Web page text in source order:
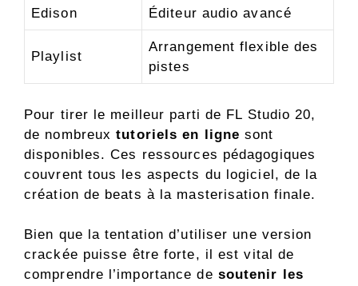
Edison Éditeur audio avancé
Playlist
Arrangement flexible des
pistes
Pour tirer le meilleur parti de FL Studio 20,
de nombreuxtutoriels en ligne sont
disponibles. Ces ressources pédagogiques
couvrent tous les aspects du logiciel, de la
création de beats à la masterisation finale.
Bien que la tentation d’utiliser une version
crackée puisse être forte, il est vital de
comprendre l’importance de soutenir les